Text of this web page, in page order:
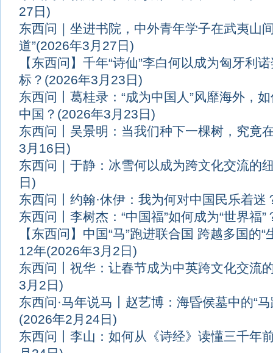
27日)
东西问｜坐进书院，中外青年学子在武夷山
道”(2026年3月27日)
【东西问】千年“诗仙”李白何以成为匈牙利
标？ (2026年3月23日)
东西问丨葛桂录：“成为中国人”风靡海外，
中国？ (2026年3月23日)
东西问丨吴景明：当我们种下一棵树，究竟
3月16日)
东西问｜于静：冰雪何以成为跨文化交流的
日)
东西问丨约翰·休伊：我为何对中国民乐着迷
东西问丨李树杰：“中国福”如何成为“世界福”
【东西问】中国“马”跑进联合国 跨越多国的
12年(2026年3月2日)
东西问丨祝华：让春节成为中英跨文化交流
3月2日)
东西问·马年说马丨赵艺博：海昏侯墓中的“
(2026年2月24日)
东西问丨李山：如何从《诗经》读懂三千年